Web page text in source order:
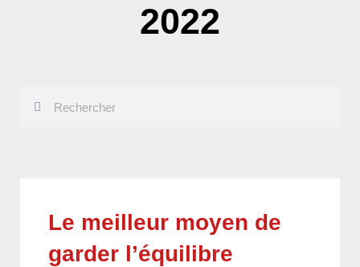
2022
Le meilleur moyen de
garder l’équilibre